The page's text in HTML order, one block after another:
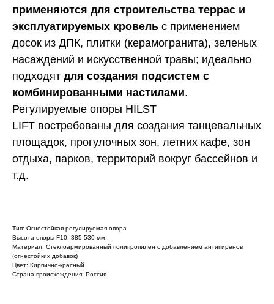
применяются для строительства террас и
эксплуатируемых кровель с применением
досок из ДПК, плитки (керамогранита), зеленых
насаждений и искусственной травы; идеально
подходят для создания подсистем с
комбинированными настилами.
Регулируемые опоры HILST
LIFT востребованы для создания танцевальных
площадок, прогулочных зон, летних кафе, зон
отдыха, парков, территорий вокруг бассейнов и
т.д.
Тип: Огнестойкая регулируемая опора
Высота опоры F10: 385-530 мм
Материал: Стеклоармированный полипропилен с добавлением антипиренов
(огнестойких добавок)
Цвет: Кирпично-красный
Страна происхождения: Россия